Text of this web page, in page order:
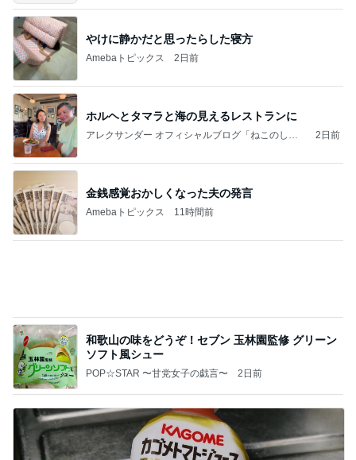
やけに静かだと思ったらした寝方
Amebaトピックス 2日前
ホルヘとタマラと海の見えるレストランに
アレクサンダー オフィシャルブログ「ねこのしっ
2日前
金銭感覚おかしくなった夫の発言
Amebaトピックス 11時間前
和歌山の味をどうぞ！セブン 玉林園監修 グリーン
ソフト風シュー
POP☆STAR 〜甘党女子の戯言〜 2日前